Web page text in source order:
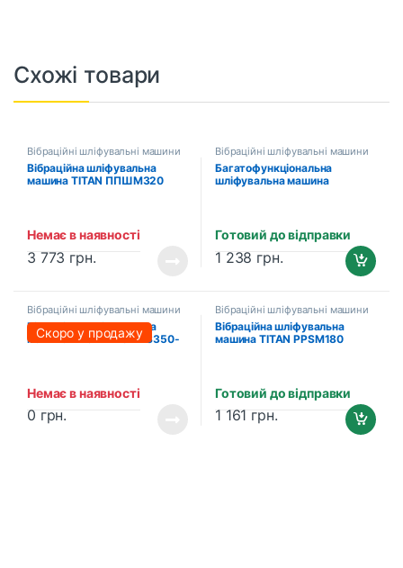
Схожі товари
Вібраційні шліфувальні машини
Вібраційна шліфувальна
машина TITAN ППШМ320
Немає в наявності
3 773 грн.
Вібраційні шліфувальні машини
Багатофункціональна
шліфувальна машина
Готовий до відправки
1 238 грн.
Вібраційні шліфувальні машини
Скоро у продажу
Вібраційна шліфувальна
машина PROFI-TEC RVS350-
Немає в наявності
0 грн.
Вібраційні шліфувальні машини
Вібраційна шліфувальна
машина TITAN PPSM180
Готовий до відправки
1 161 грн.